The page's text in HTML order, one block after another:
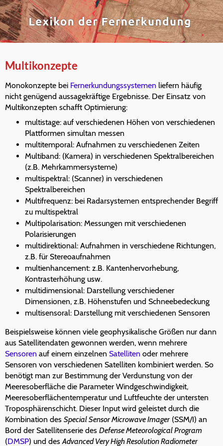
Multikonzepte
Monokonzepte bei Fernerkundungssystemen liefern häufig
nicht genügend aussagekräftige Ergebnisse. Der Einsatz von
Multikonzepten schafft Optimierung:
multistage: auf verschiedenen Höhen von verschiedenen
Plattformen simultan messen
multitemporal: Aufnahmen zu verschiedenen Zeiten
Multiband: (Kamera) in verschiedenen Spektralbereichen
(z.B. Mehrkammersysteme)
multispektral: (Scanner) in verschiedenen
Spektralbereichen
Multifrequenz: bei Radarsystemen entsprechender Begriff
zu multispektral
Multipolarisation: Messungen mit verschiedenen
Polarisierungen
multidirektional: Aufnahmen in verschiedene Richtungen,
z.B. für Stereoaufnahmen
multienhancement: z.B. Kantenhervorhebung,
Kontrasterhöhung usw.
multidimensional: Darstellung verschiedener
Dimensionen, z.B. Höhenstufen und Schneebedeckung
multisensoral: Darstellung mit verschiedenen Sensoren
Beispielsweise können viele geophysikalische Größen nur dann
aus Satellitendaten gewonnen werden, wenn mehrere
Sensoren auf einem einzelnen Satelliten oder mehrere
Sensoren von verschiedenen Satelliten kombiniert werden. So
benötigt man zur Bestimmung der Verdunstung von der
Meeresoberfläche die Parameter Windgeschwindigkeit,
Meeresoberflächentemperatur und Luftfeuchte der untersten
Troposphärenschicht. Dieser Input wird geleistet durch die
Kombination des Special Sensor Microwave Imager(SSM/I) an
Bord der Satellitenserie des Defense Meteorological Program
(DMSP) und desAdvanced Very High Resolution Radiometer